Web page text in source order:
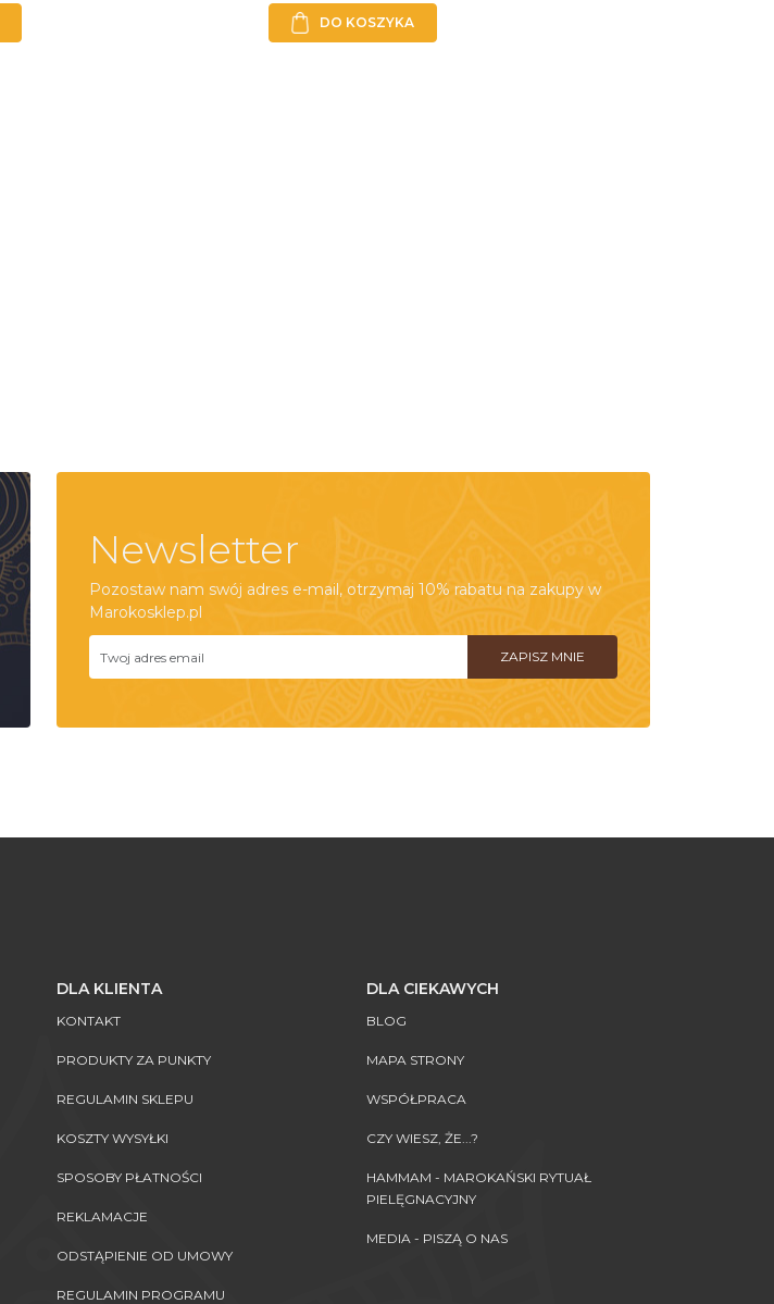
DO KOSZYKA
Newsletter
Pozostaw nam swój adres e-mail, otrzymaj 10% rabatu na zakupy w
Marokosklep.pl
DLA KLIENTA
KONTAKT
PRODUKTY ZA PUNKTY
REGULAMIN SKLEPU
KOSZTY WYSYŁKI
SPOSOBY PŁATNOŚCI
REKLAMACJE
ODSTĄPIENIE OD UMOWY
REGULAMIN PROGRAMU
DLA CIEKAWYCH
BLOG
MAPA STRONY
WSPÓŁPRACA
CZY WIESZ, ŻE...?
HAMMAM - MAROKAŃSKI RYTUAŁ
PIELĘGNACYJNY
MEDIA - PISZĄ O NAS